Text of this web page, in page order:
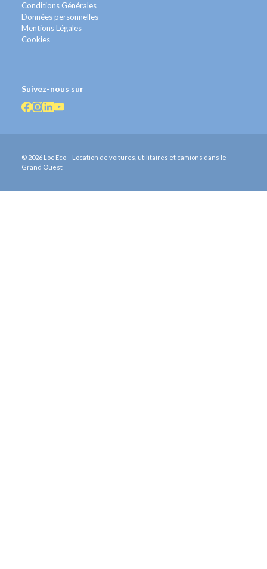
Conditions Générales
Données personnelles
Mentions Légales
Cookies
Suivez-nous sur
© 2026 Loc Eco – Location de voitures, utilitaires et camions dans le
Grand Ouest